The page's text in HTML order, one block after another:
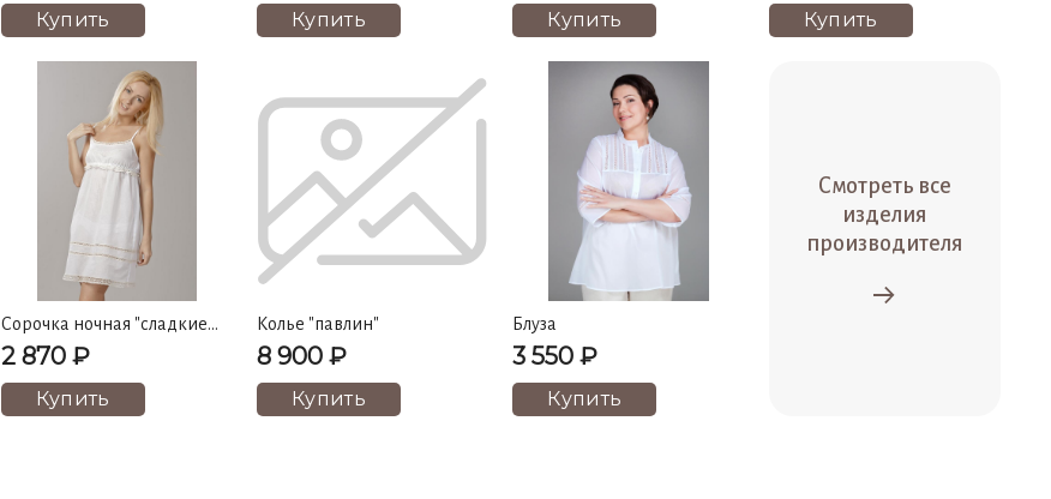
Купить Купить Купить Купить
Сорочка ночная "сладкие
фантазии"
2 870 ₽
Купить
Колье "павлин"
8 900 ₽
Купить
Блуза
3 550 ₽
Купить
Смотреть все
изделия
производителя